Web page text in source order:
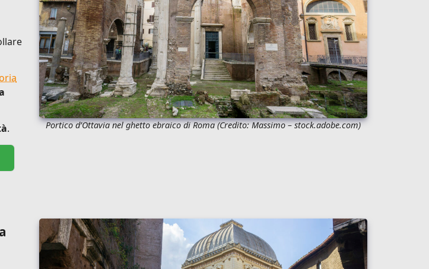
. Portico d’Ottavia nel ghetto ebraico di Roma (Credito: Massimo –stock.adobe.com)